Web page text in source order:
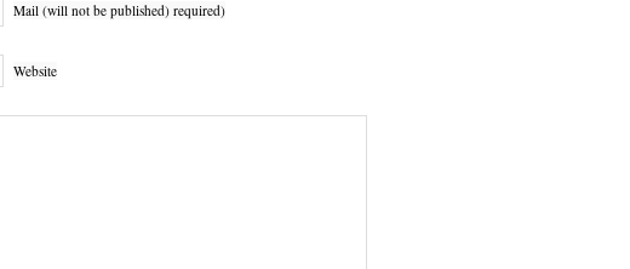
Mail (will not be published) required)
Website